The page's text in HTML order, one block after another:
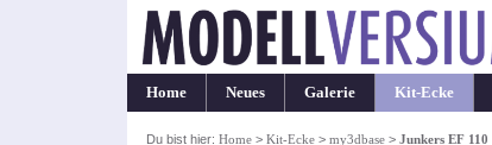
Home Neues Galerie Kit-Ecke
Du bist hier: Home> Kit-Ecke> my3dbase> Junkers EF 110